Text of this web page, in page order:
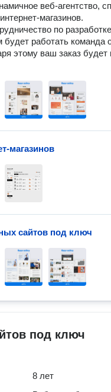
веб-агентство,
магазинов.
по
работать команда
этому ваш заказ
магазинов
сайтов под ключ
под ключ
8 лет